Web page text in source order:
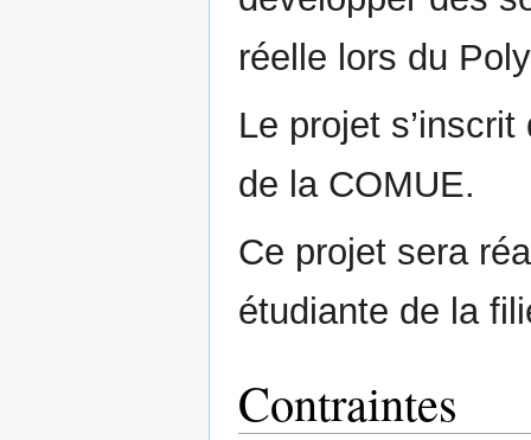
réelle lors du
Le projet
de la COMUE.
Ce projet sera
étudiante de la
Contraintes